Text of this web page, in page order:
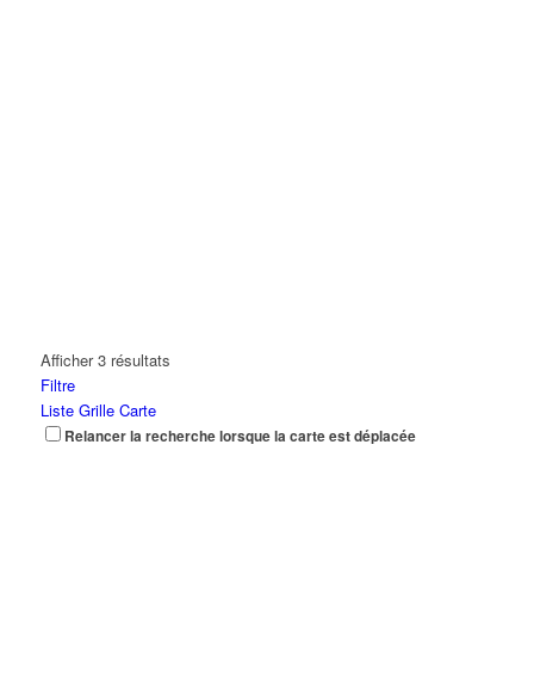
Afficher 3 résultats
Filtre
Liste Grille Carte
Relancer la recherche lorsque la carte est déplacée